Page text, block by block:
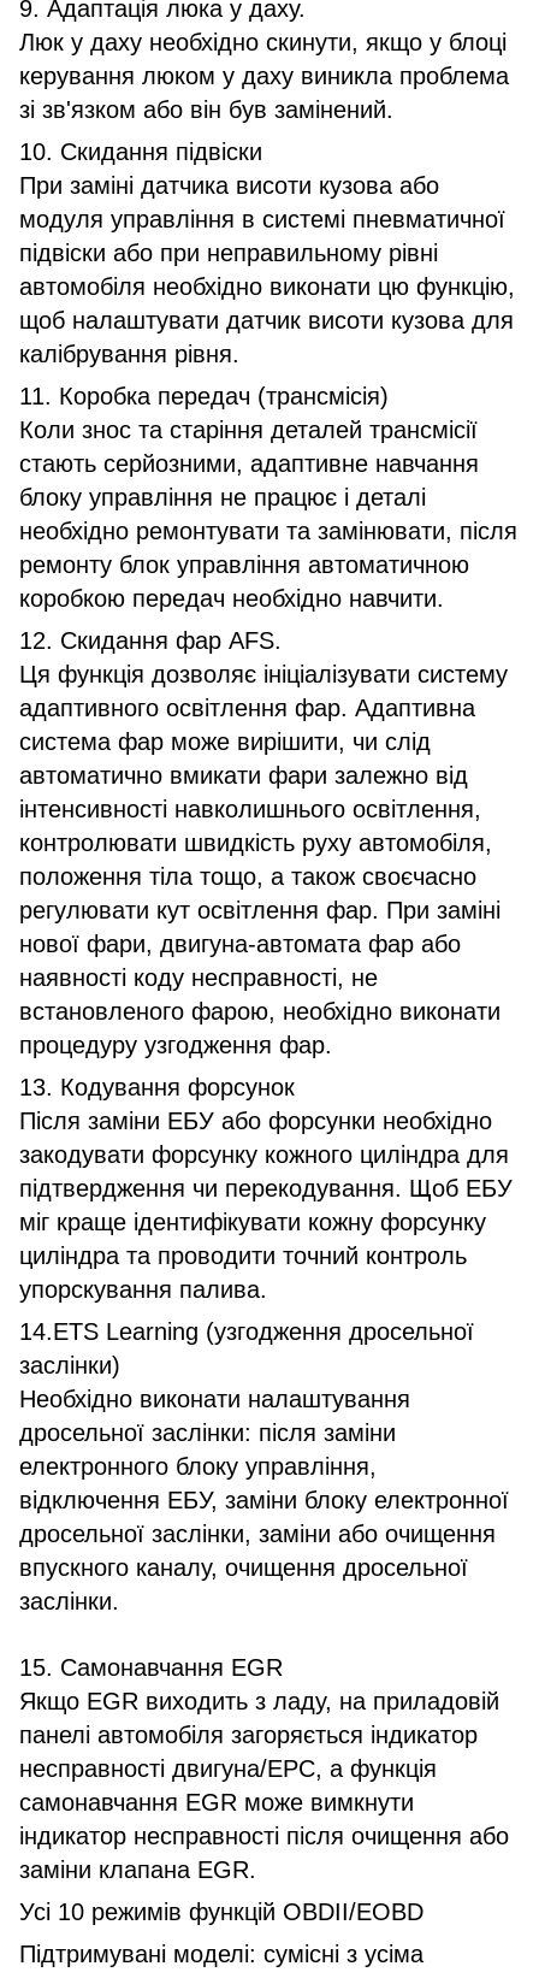
9. Адаптація люка у даху.
Люк у даху необхідно скинути, якщо у блоці
керування люком у даху виникла проблема
зі зв'язком або він був замінений.
10. Скидання підвіски
При заміні датчика висоти кузова або
модуля управління в системі пневматичної
підвіски або при неправильному рівні
автомобіля необхідно виконати цю функцію,
щоб налаштувати датчик висоти кузова для
калібрування рівня.
11. Коробка передач (трансмісія)
Коли знос та старіння деталей трансмісії
стають серйозними, адаптивне навчання
блоку управління не працює і деталі
необхідно ремонтувати та замінювати, після
ремонту блок управління автоматичною
коробкою передач необхідно навчити.
12. Скидання фар AFS.
Ця функція дозволяє ініціалізувати систему
адаптивного освітлення фар. Адаптивна
система фар може вирішити, чи слід
автоматично вмикати фари залежно від
інтенсивності навколишнього освітлення,
контролювати швидкість руху автомобіля,
положення тіла тощо, а також своєчасно
регулювати кут освітлення фар. При заміні
нової фари, двигуна-автомата фар або
наявності коду несправності, не
встановленого фарою, необхідно виконати
процедуру узгодження фар.
13. Кодування форсунок
Після заміни ЕБУ або форсунки необхідно
закодувати форсунку кожного циліндра для
підтвердження чи перекодування. Щоб ЕБУ
міг краще ідентифікувати кожну форсунку
циліндра та проводити точний контроль
упорскування палива.
14.ETS Learning (узгодження дросельної
заслінки)
Необхідно виконати налаштування
дросельної заслінки: після заміни
електронного блоку управління,
відключення ЕБУ, заміни блоку електронної
дросельної заслінки, заміни або очищення
впускного каналу, очищення дросельної
заслінки.
15. Самонавчання EGR
Якщо EGR виходить з ладу, на приладовій
панелі автомобіля загоряється індикатор
несправності двигуна/EPC, а функція
самонавчання EGR може вимкнути
індикатор несправності після очищення або
заміни клапана EGR.
Усі 10 режимів функцій OBDII/EOBD
Підтримувані моделі: сумісні з усіма